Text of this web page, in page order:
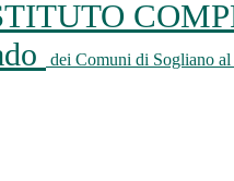
dei Comuni di Sogliano